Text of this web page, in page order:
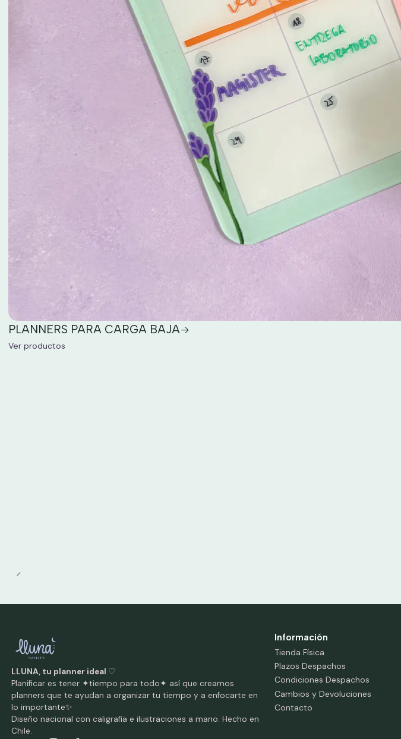
PLANNERS PARA CARGA BAJA
Ver productos
LLUNA, tu planner ideal ♡
Planificar es tener ✦tiempo para todo✦ así que creamos
planners que te ayudan a organizar tu tiempo y a enfocarte en
lo importante✨
Diseño nacional con caligrafía e ilustraciones a mano. Hecho en
Chile.
Información
Tienda Física
Plazos Despachos
Condiciones Despachos
Cambios y Devoluciones
Contacto